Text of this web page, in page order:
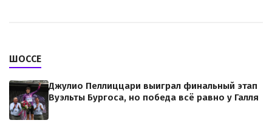
ШОССЕ
Джулио Пеллиццари выиграл финальный этап
Вуэльты Бургоса, но победа всё равно у Галля